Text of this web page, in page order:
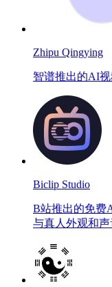
Zhipu Qingying
智谱推出的AI
Biclip Studio
B站推出的免费
与真人外观和声